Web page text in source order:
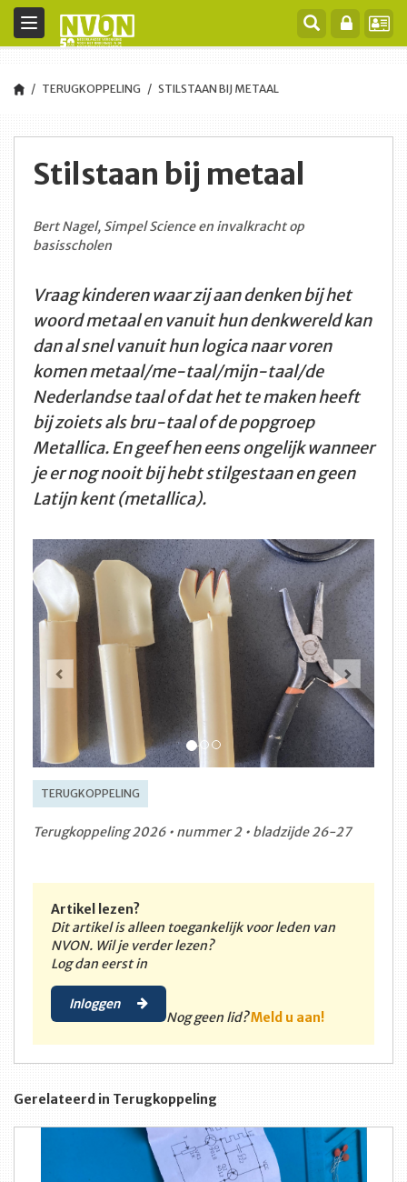
Toggle
navigation
TERUGKOPPELING STILSTAAN BIJ METAAL
Stilstaan bij metaal
Bert Nagel, Simpel Science en invalkracht op
basisscholen
Vraag kinderen waar zij aan denken bij het
woord metaal en vanuit hun denkwereld kan
dan al snel vanuit hun logica naar voren
komen metaal/me-taal/mijn-taal/de
Nederlandse taal of dat het te maken heeft
bij zoiets als bru-taal of de popgroep
Metallica. En geef hen eens ongelijk wanneer
je er nog nooit bij hebt stilgestaan en geen
Latijn kent (metallica).
Vorige
TERUGKOPPELING
Terugkoppeling 2026 • nummer 2 • bladzijde 26-27
Artikel lezen?
Dit artikel is alleen toegankelijk voor leden van
NVON. Wil je verder lezen?
Log dan eerst in
Inloggen
Nog geen lid?Meld u aan!
Gerelateerd in Terugkoppeling